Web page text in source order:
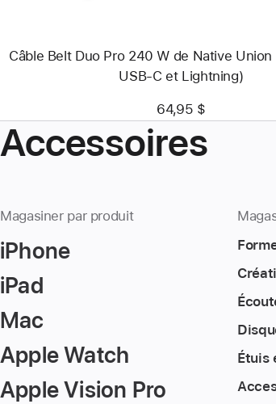
USB-
C
et
Câble Belt Duo Pro 240 W de Native
USB-C et Lightning)
64,95 $
Accessoires
Magasiner par produit
iPhone
iPad
Mac
Apple Watch
Apple Vision Pro
Étuis